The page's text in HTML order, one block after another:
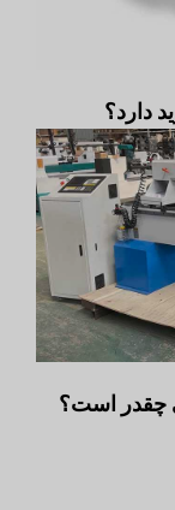
چقدر است؟